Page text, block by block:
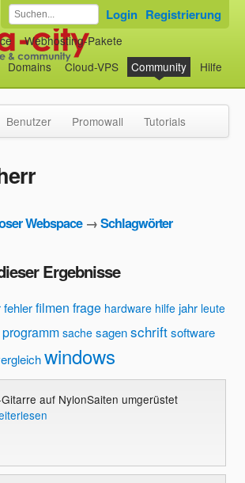
Webhosting-Pakete
Domains Cloud-VPS Community Hilfe
Login Registrierung
Benutzer Promowall Tutorials
Webspace→Schlagwörter
Ergebnisse
fehlerfilmen frage hardware hilfe jahr leute
programm sache sagenschriftsoftware
windows
auf NylonSaiten umgerüstet